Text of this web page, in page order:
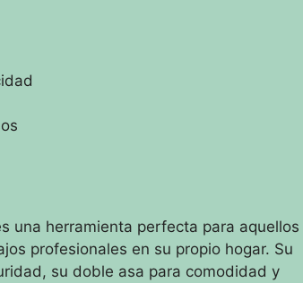
una herramienta perfecta para aquellos
profesionales en su propio hogar. Su
su doble asa para comodidad y